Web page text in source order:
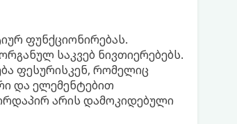
ფუნქციონირებას.
საკვებ ნივთიერებებს.
ფესურისკენ, რომელიც
და ელემენტებით
არის დამოკიდებული